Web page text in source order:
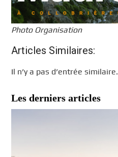
Photo Organisation
Articles Similaires:
Il n’y a pas d’entrée similaire.
Les derniers articles